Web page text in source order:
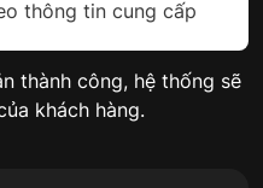
thông tin cung cấp
thành công, hệ thống sẽ
khách hàng.